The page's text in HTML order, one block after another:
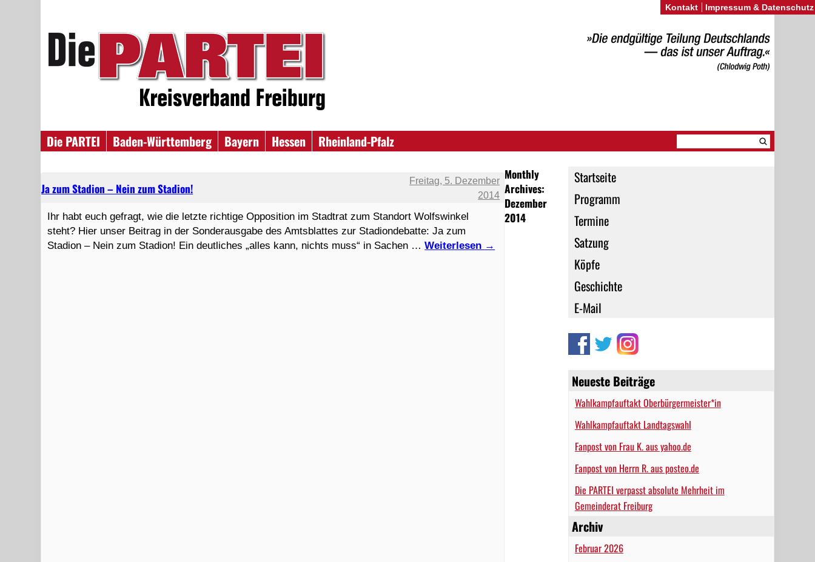
Die PARTEI Baden-Württemberg Bayern Hessen
Rheinland-Pfalz
Startseite
Programm
Termine
Satzung
Köpfe
Geschichte
E-Mail
Neueste Beiträge
Wahlkampfauftakt Oberbürgermeister*in
Wahlkampfauftakt Landtagswahl
Fanpost von Frau K. aus yahoo.de
Fanpost von Herrn R. aus posteo.de
Die PARTEI verpasst absolute Mehrheit im
Gemeinderat Freiburg
Archiv
Februar 2026
Monthly
Archives:
Dezember
2014
Ja zum Stadion – Nein zum Stadion!
Freitag, 5. Dezember
2014
Ihr habt euch gefragt, wie die letzte richtige Opposition im Stadtrat zum Standort Wolfswinkel
steht? Hier unser Beitrag in der Sonderausgabe des Amtsblattes zur Stadiondebatte: Ja zum
Stadion – Nein zum Stadion! Ein deutliches „alles kann, nichts muss“ in Sachen …Weiterlesen →
Kontakt Impressum & Datenschutz